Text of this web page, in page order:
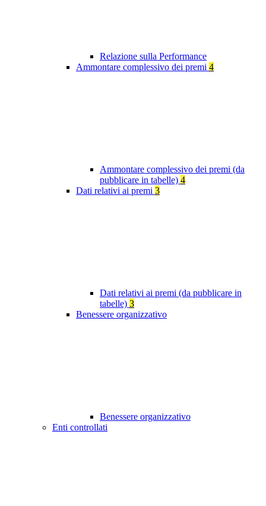
Relazione sulla Performance
Ammontare complessivo dei premi 4
Ammontare complessivo dei premi (da
pubblicare in tabelle) 4
Dati relativi ai premi 3
Dati relativi ai premi (da pubblicare in
tabelle) 3
Benessere organizzativo
Benessere organizzativo
Enti controllati